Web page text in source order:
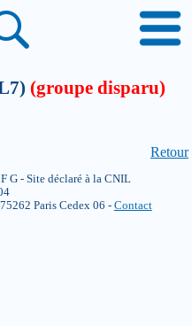
(groupe disparu)
Retour
G - Site déclaré à la CNIL
Paris Cedex 06 - Contact